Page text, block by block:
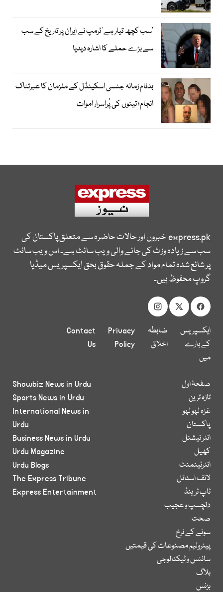
’سب کچھ تیار ہے‘ ٹرمپ نے ایران پر تاریخ کے سب
سے بڑے حملے کا اشارہ دیدیا
بدنام زمانہ جنسی اسکینڈل کے ملزمان کا عبرتناک
انجام؛ تینوں کی پُراسرار اموات
express.pkخبروں اور حالات حاضرہ سے متعلق پاکستان کی
سب سے زیادہ وزٹ کی جانے والی ویب سائٹ ہے۔ اس ویب سائٹ
پر شائع شدہ تمام مواد کے جملہ حقوق بحق ایکسپریس میڈیا
گروپ محفوظ ہیں۔
ایکسپریس
کے بارے
میں
ضابطہ
اخلاق
Privacy
Policy
Contact
Us
صفحۂ اول
تازہ ترین
غزہ لہو لہو
پاکستان
انٹر نیشنل
کھیل
انٹرٹینمنٹ
لائف اسٹائل
ٹاپ ٹرینڈ
دلچسپ و عجیب
صحت
سونے کے نرخ
پیٹرولیم مصنوعات کی قیمتیں
سائنس و ٹیکنالوجی
بلاگ
بزنس
Showbiz News in Urdu
Sports News in Urdu
International News in
Urdu
Business News in Urdu
Urdu Magazine
Urdu Blogs
The Express Tribune
Express Entertainment